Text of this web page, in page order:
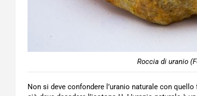
Roccia di uranio
Non si deve confondere l’uranio naturale con